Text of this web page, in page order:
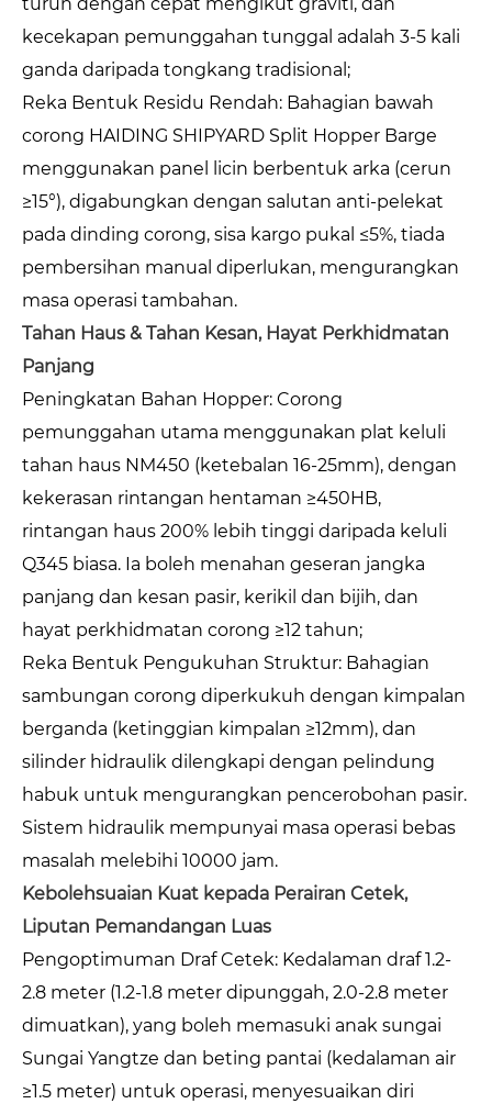
kecekapan pemunggahan tunggal adalah 3-5 kali
ganda daripada tongkang tradisional;
Reka Bentuk Residu Rendah: Bahagian bawah
corong HAIDING SHIPYARD Split Hopper Barge
menggunakan panel licin berbentuk arka (cerun
≥15°), digabungkan dengan salutan anti-pelekat
pada dinding corong, sisa kargo pukal ≤5%, tiada
pembersihan manual diperlukan, mengurangkan
masa operasi tambahan.
Tahan Haus & Tahan Kesan, Hayat Perkhidmatan
Panjang
Peningkatan Bahan Hopper: Corong
pemunggahan utama menggunakan plat keluli
tahan haus NM450 (ketebalan 16-25mm), dengan
kekerasan rintangan hentaman ≥450HB,
rintangan haus 200% lebih tinggi daripada keluli
Q345 biasa. Ia boleh menahan geseran jangka
panjang dan kesan pasir, kerikil dan bijih, dan
hayat perkhidmatan corong ≥12 tahun;
Reka Bentuk Pengukuhan Struktur: Bahagian
sambungan corong diperkukuh dengan kimpalan
berganda (ketinggian kimpalan ≥12mm), dan
silinder hidraulik dilengkapi dengan pelindung
habuk untuk mengurangkan pencerobohan pasir.
Sistem hidraulik mempunyai masa operasi bebas
masalah melebihi 10000 jam.
Kebolehsuaian Kuat kepada Perairan Cetek,
Liputan Pemandangan Luas
Pengoptimuman Draf Cetek: Kedalaman draf 1.2-
2.8 meter (1.2-1.8 meter dipunggah, 2.0-2.8 meter
dimuatkan), yang boleh memasuki anak sungai
Sungai Yangtze dan beting pantai (kedalaman air
≥1.5 meter) untuk operasi, menyesuaikan diri